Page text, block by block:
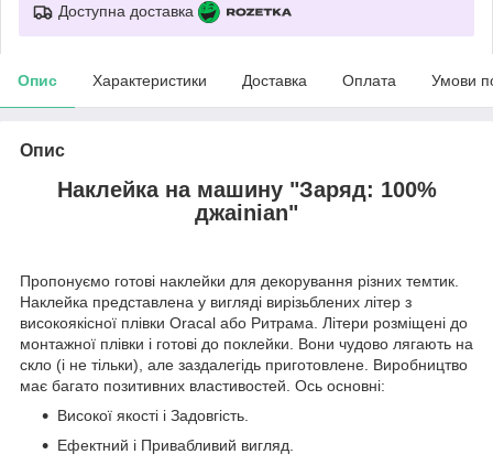
Доступна доставка
Опис Характеристики Доставка Оплата Умови
Опис
Наклейка на машину "Заряд: 100%
джаinian"
Пропонуємо готові наклейки для декорування різних темтик.
Наклейка представлена у вигляді вирізьблених літер з
високоякісної плівки Oracal або Ритрама. Літери розміщені до
монтажної плівки і готові до поклейки. Вони чудово лягають на
скло (і не тільки), але заздалегідь приготовлене. Виробництво
має багато позитивних властивостей. Ось основні:
Високої якості і Задовгість.
Ефектний і Привабливий вигляд.